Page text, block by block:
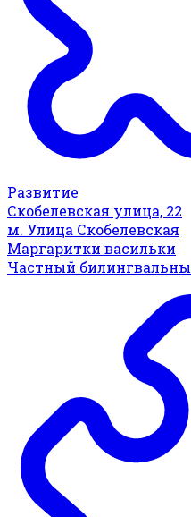
Развитие
Скобелевская улица, 22
м. Улица Скобелевская
Маргаритки васильки
Частный